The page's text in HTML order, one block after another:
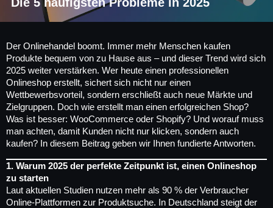
Der Onlinehandel boomt. Immer mehr Menschen kaufen
Produkte bequem von zu Hause aus – und dieser Trend wird sich
2025 weiter verstärken. Wer heute einen professionellen
Onlineshop erstellt, sichert sich nicht nur einen
Wettbewerbsvorteil, sondern erschließt auch neue Märkte und
Zielgruppen. Doch wie erstellt man einen erfolgreichen Shop?
Was ist besser: WooCommerce oder Shopify? Und worauf muss
man achten, damit Kunden nicht nur klicken, sondern auch
kaufen? In diesem Beitrag geben wir Ihnen fundierte Antworten.
1. Warum 2025 der perfekte Zeitpunkt ist, einen Onlineshop
zu starten
Laut aktuellen Studien nutzen mehr als 90 % der Verbraucher
Online-Plattformen zur Produktsuche. In Deutschland steigt der